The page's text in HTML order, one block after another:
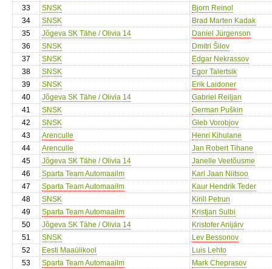
33
SNSK
Bjorn Reinol
34
SNSK
Brad Marten Kadak
35
Jõgeva SK Tähe / Olivia 14
Daniel Jürgenson
36
SNSK
Dmitri Šilov
37
SNSK
Edgar Nekrassov
38
SNSK
Egor Talertsik
39
SNSK
Erik Laidoner
40
Jõgeva SK Tähe / Olivia 14
Gabriel Reiljan
41
SNSK
German Puškin
42
SNSK
Gleb Vorobjov
43
Arenculle
Henri Kihulane
44
Arenculle
Jan Robert Tihane
45
Jõgeva SK Tähe / Olivia 14
Janelle Veetõusme
46
Sparta Team Automaailm
Karl Jaan Niitsoo
47
Sparta Team Automaailm
Kaur Hendrik Teder
48
SNSK
Kirill Petrun
49
Sparta Team Automaailm
Kristjan Sulbi
50
Jõgeva SK Tähe / Olivia 14
Kristofer Anijärv
51
SNSK
Lev Bessonov
52
Eesti Maaülikool
Luis Lehto
53
Sparta Team Automaailm
Mark Cheprasov